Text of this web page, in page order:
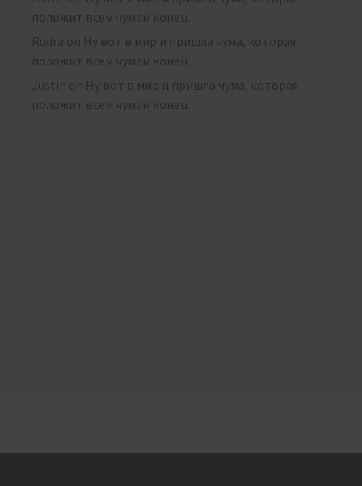
положит всем чумам конец.
Rudra on Ну вот в мир и пришла чума, которая
положит всем чумам конец.
Justin on Ну вот в мир и пришла чума, которая
положит всем чумам конец.